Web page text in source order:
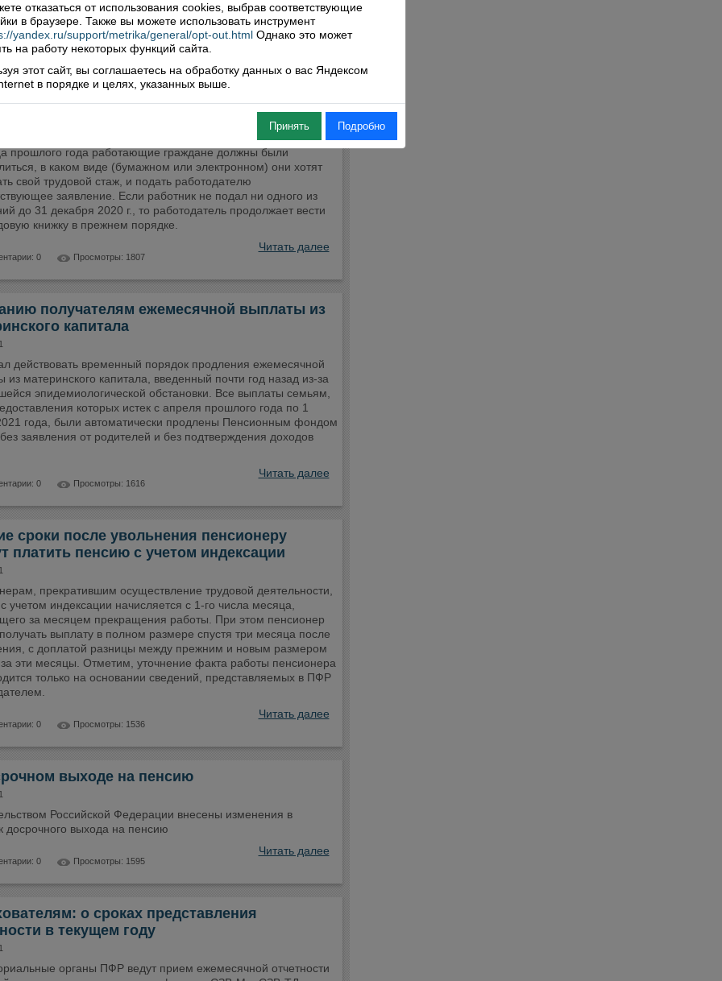
уважительной причине вы не подали
сделать это можно сейчас
прошлого года работающие граждане должны были
в каком виде (бумажном или электронном) они хотят
свой трудовой стаж, и подать работодателю
заявление. Если работник не подал ни одного из
до 31 декабря 2020 г., то работодатель продолжает вести
книжку в прежнем порядке.
Читать далее
0 Просмотры: 1807
получателям ежемесячной выплаты из
капитала
действовать временный порядок продления ежемесячной
из материнского капитала, введенный почти год назад из-за
эпидемиологической обстановки. Все выплаты семьям,
которых истек с апреля прошлого года по 1
года, были автоматически продлены Пенсионным фондом
заявления от родителей и без подтверждения доходов
Читать далее
0 Просмотры: 1616
сроки после увольнения пенсионеру
платить пенсию с учетом индексации
прекратившим осуществление трудовой деятельности,
учетом индексации начисляется с 1-го числа месяца,
за месяцем прекращения работы. При этом пенсионер
выплату в полном размере спустя три месяца после
с доплатой разницы между прежним и новым размером
эти месяцы. Отметим, уточнение факта работы пенсионера
только на основании сведений, представляемых в ПФР
Читать далее
0 Просмотры: 1536
выходе на пенсию
Российской Федерации внесены изменения в
досрочного выхода на пенсию
Читать далее
0 Просмотры: 1595
о сроках представления
в текущем году
органы ПФР ведут прием ежемесячной отчетности
отказаться от использования cookies, выбрав соответствующие
в браузере. Также вы можете использовать инструмент
yandex.ru/support/metrika/general/opt-out.html Однако это может
на работу некоторых функций сайта.
этот сайт, вы соглашаетесь на обработку данных о вас Яндексом
в порядке и целях, указанных выше.
Принять Подробно